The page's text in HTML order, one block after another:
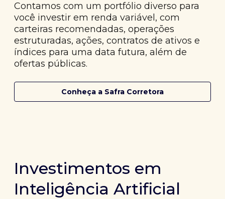
Contamos com um portfólio diverso para
você investir em renda variável, com
carteiras recomendadas, operações
estruturadas, ações, contratos de ativos e
índices para uma data futura, além de
ofertas públicas.
Conheça a Safra Corretora
Investimentos em
Inteligência Artificial